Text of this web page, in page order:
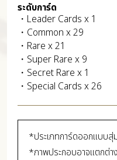
ระดับการ์ด
・Leader Cards x 1
・Common x 29
・Rare x 21
・Super Rare x 9
・Secret Rare x 1
・Special Cards x 26
*ประเภทการ์ดออกแบบสุ่
*ภาพประกอบอาจแตกต่